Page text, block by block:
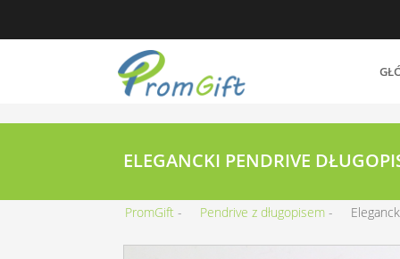
ELEGANCKI PENDRIVE
PromGift Pendrive z długopisem